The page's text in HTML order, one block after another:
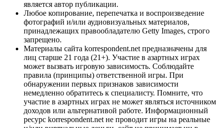
является автор публикации.
Любое копирование, перепечатка и воспроизведение
фотографий и/или аудиовизуальных материалов,
принадлежащих правообладателю Getty Images, строго
запрещено.
Материалы сайта korrespondent.net предназначены для
лиц старше 21 года (21+). Участие в азартных играх
может вызвать игровую зависимость. Соблюдайте
правила (принципы) ответственной игры. При
обнаружении первых признаков зависимости
немедленно обратитесь к специалисту. Помните, что
участие в азартных играх не может являться источником
доходов или альтернативой работе. Информационный
ресурс korrespondent.net не проводит игры на реальные